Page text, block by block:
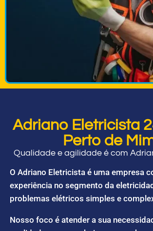
Adriano Eletricista
Perto de
Qualidade e agilidade é com
O Adriano Eletricista é uma empresa
experiência no segmento da
problemas elétricos simples e
Nosso foco é atender a sua